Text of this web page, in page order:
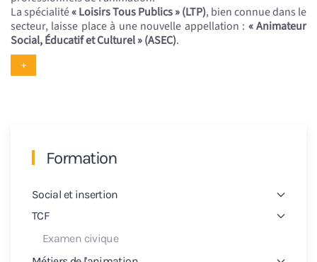
La spécialité« Loisirs Tous Publics » (LTP), bien connue dans le
secteur, laisse place à une nouvelle appellation : « Animateur
Social, Éducatif et Culturel » (ASEC).
+
Formation
Social et insertion
TCF
Examen civique